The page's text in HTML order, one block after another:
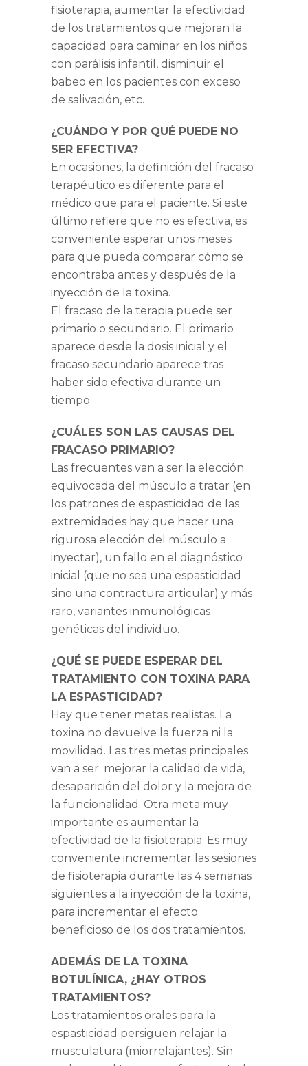
fisioterapia, aumentar la efectividad
de los tratamientos que mejoran la
capacidad para caminar en los niños
con parálisis infantil, disminuir el
babeo en los pacientes con exceso
de salivación, etc.
¿CUÁNDO Y POR QUÉ PUEDE NO
SER EFECTIVA?
En ocasiones, la definición del fracaso
terapéutico es diferente para el
médico que para el paciente. Si este
último refiere que no es efectiva, es
conveniente esperar unos meses
para que pueda comparar cómo se
encontraba antes y después de la
inyección de la toxina.
El fracaso de la terapia puede ser
primario o secundario. El primario
aparece desde la dosis inicial y el
fracaso secundario aparece tras
haber sido efectiva durante un
tiempo.
¿CUÁLES SON LAS CAUSAS DEL
FRACASO PRIMARIO?
Las frecuentes van a ser la elección
equivocada del músculo a tratar (en
los patrones de espasticidad de las
extremidades hay que hacer una
rigurosa elección del músculo a
inyectar), un fallo en el diagnóstico
inicial (que no sea una espasticidad
sino una contractura articular) y más
raro, variantes inmunológicas
genéticas del individuo.
¿QUÉ SE PUEDE ESPERAR DEL
TRATAMIENTO CON TOXINA PARA
LA ESPASTICIDAD?
Hay que tener metas realistas. La
toxina no devuelve la fuerza ni la
movilidad. Las tres metas principales
van a ser: mejorar la calidad de vida,
desaparición del dolor y la mejora de
la funcionalidad. Otra meta muy
importante es aumentar la
efectividad de la fisioterapia. Es muy
conveniente incrementar las sesiones
de fisioterapia durante las 4 semanas
siguientes a la inyección de la toxina,
para incrementar el efecto
beneficioso de los dos tratamientos.
ADEMÁS DE LA TOXINA
BOTULÍNICA, ¿HAY OTROS
TRATAMIENTOS?
Los tratamientos orales para la
espasticidad persiguen relajar la
musculatura (miorrelajantes). Sin